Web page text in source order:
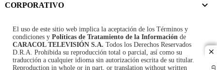
CORPORATIVO
El uso de este sitio web implica la aceptación de los Términos y
condiciones y Políticas de Tratamiento de la Información de
CARACOL TELEVISIÓN S.A. Todos los Derechos Reservados
D.R.A. Prohibida su reproducción total o parcial, así como su
traducción a cualquier idioma sin autorización escrita de su titular.
Reproduction in whole or in part, or translation without written